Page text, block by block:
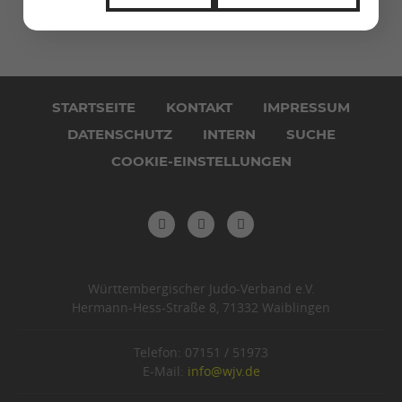
überspringen
STARTSEITE KONTAKT
IMPRESSUM
DATENSCHUTZ
INTERN
SUCHE
COOKIE-EINSTELLUNGEN
Württembergischer Judo-Verband e.V.
Hermann-Hess-Straße 8, 71332 Waiblingen
Telefon: 07151 / 51973
E-Mail: info@wjv.de